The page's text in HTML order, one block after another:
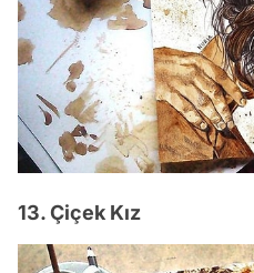
13. Çiçek Kız